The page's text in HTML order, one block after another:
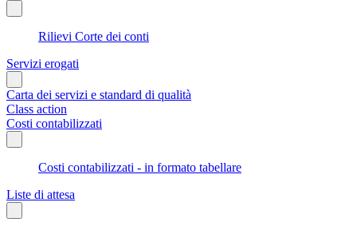
Rilievi Corte dei conti
Servizi erogati
Carta dei servizi e standard di qualità
Class action
Costi contabilizzati
Costi contabilizzati - in formato tabellare
Liste di attesa